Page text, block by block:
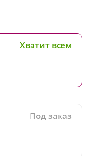
Хватит всем
Под заказ